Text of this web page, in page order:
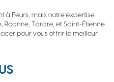
à Feurs, mais notre expertise
Tarare, et Saint-Étienne.
pour vous offrir le meilleur